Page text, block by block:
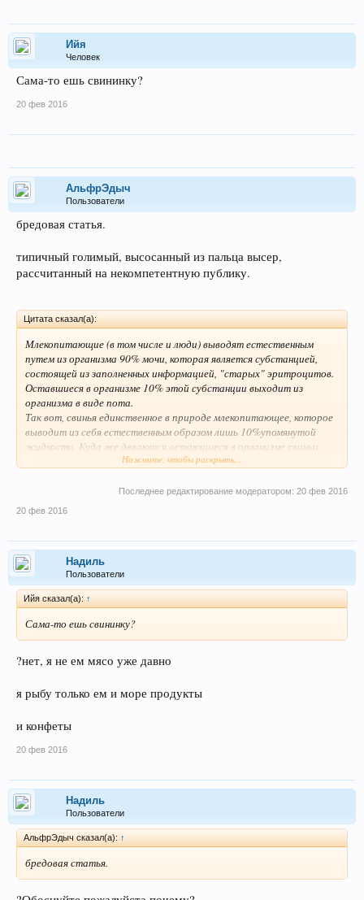
Ийя
Человек
Сама-то ешь свининку?
20 фев 2016
АльфрЭдыч
Пользователи
бредовая статья.
типичный голимый, высосанный из пальца высер,
рассчитанный на некомпетентную публику.
Цитата сказал(а):
Млекопитающие (в том числе и люди) выводят естественным
путем из организма 90% мочи, которая является субстанцией,
состоящей из заполненных информацией, "старых" эритроцитов.
Оставшиеся в организме 10% этой субстанции выходит из
организма в виде пота.
Так вот, свинья единственное в природе млекопитающее, которое
выводит из себя естественным образом лишь 10%упомянутой
жидкости. Куда же деваются остающиеся в организме свиньи
90% вырабатываемой из эритроцитов мочи? Биология дает
преобразуется в знаменитое и для многихвкусное свиное сало.
Теперь ясно, почему свинью нельзя есть, даже зарезав ее и
выпустив из нее всю кровь. Дело в том, что кровь (эритроцитовая
свиньи.
Нажмите, чтобы раскрыть...
Последнее редактирование модератором: 20 фев 2016
20 фев 2016
Надиль
Пользователи
Ийя сказал(а): ↑
Сама-то ешь свининку?
?нет, я не ем мясо уже давно
я рыбу только ем и море продукты
и конфеты
20 фев 2016
Надиль
Пользователи
АльфрЭдыч сказал(а): ↑
бредовая статья.